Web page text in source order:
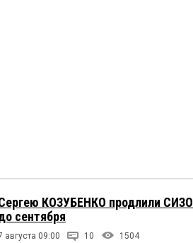
КОЗУБЕНКО продлили СИЗО
сентября
августа 09:00 10 1504